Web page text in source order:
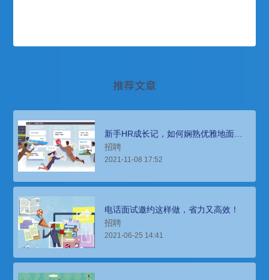
推荐文章
新手HR成长记，如何娴熟优雅地面试
候选人？
招聘
2021-11-08 17:52
电话面试邀约这样做，省力又高效！
招聘
2021-06-25 14:41